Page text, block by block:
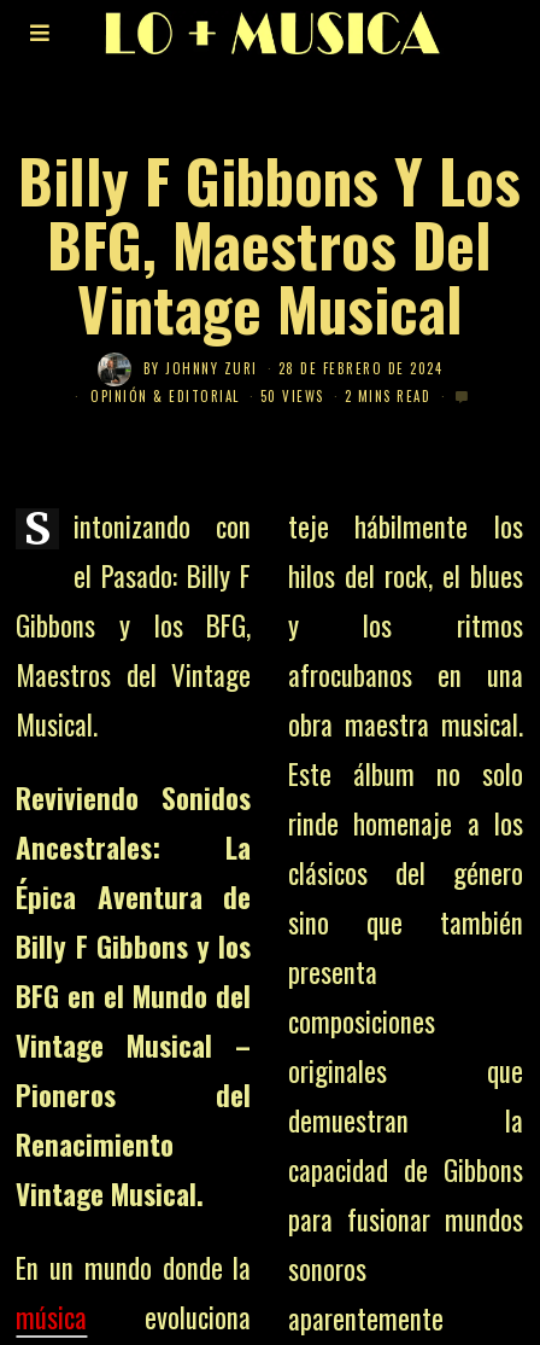
Billy F Gibbons Y Los
BFG, Maestros Del
Vintage Musical
BYJOHNNY ZURI
28 DE FEBRERO DE 2024
OPINIÓN & EDITORIAL
50 VIEWS 2 MINS READ
S
intonizando con
el Pasado: Billy F
Gibbons y los BFG,
Maestros del Vintage
Musical.
Reviviendo Sonidos
Ancestrales: La
Épica Aventura de
Billy F Gibbons y los
BFG en el Mundo del
Vintage Musical –
Pioneros del
Renacimiento
Vintage Musical.
En un mundo donde la
música evoluciona
teje hábilmente los
hilos del rock, el blues
y los ritmos
afrocubanos en una
obra maestra musical.
Este álbum no solo
rinde homenaje a los
clásicos del género
sino que también
presenta
composiciones
originales que
demuestran la
capacidad de Gibbons
para fusionar mundos
sonoros
aparentemente